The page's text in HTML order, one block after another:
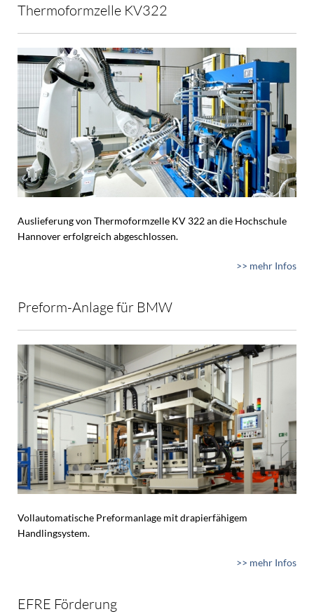
Thermoformzelle KV322
Auslieferung von Thermoformzelle KV 322 an die Hochschule
Hannover erfolgreich abgeschlossen.
>> mehr Infos
Preform-Anlage für BMW
Vollautomatische Preformanlage mit drapierfähigem
Handlingsystem.
>> mehr Infos
EFRE Förderung